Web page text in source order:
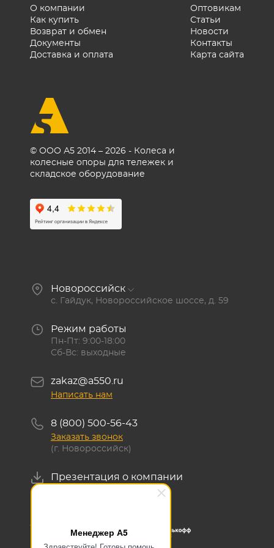
Менеджер А5
используют специальные
термостойкие модели с
допуском до +300 °C.
© ООО А5 2014 – 2026 - Колеса и
колесные опоры для тележек и
складское оборудование
О компании
Как купить
Возврат и обмен
Документы
Доставка и оплата
Оптовикам
Статьи
Новости
Контакты
Карта сайта
Новороссийск
с. Гайдук, Новороссийское шоссе, д. 59
Режим работы
Пн-Пт: 9:00-18:00
Сб-Вс: выходные
zakaz@a550.ru
Написать нам
8 (800) 500-56-43
Заказать звонок
(г. Новороссийск)
Презентация о компании